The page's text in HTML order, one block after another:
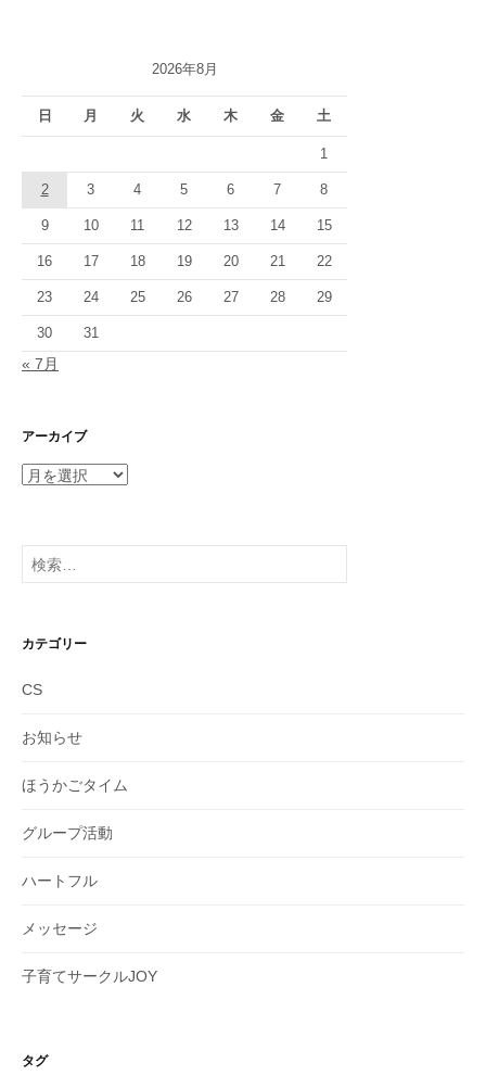
2026年8月
日 月 火 水 木 金 土
1
2 3 4 5 6 7 8
9 10 11 12 13 14 15
16 17 18 19 20 21 22
23 24 25 26 27 28 29
30 31
« 7月
アーカイブ
ア
イ
ブ
検
索:
カテゴリー
CS
お知らせ
ほうかごタイム
グループ活動
ハートフル
メッセージ
子育てサークルJOY
タグ